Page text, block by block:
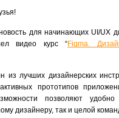
для начинающих UI/UX
видео курс “Figma.
из лучших дизайнерских
прототипов
позволяют
дизайнеру, так и целой